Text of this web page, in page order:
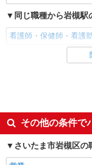
同じ職種から岩槻駅
看護師・保健師・看護
同じ雇用形態から
入社日応相談
経験者・有資格者歓迎
女性活躍中
その他の条件で
さいたま市岩槻区